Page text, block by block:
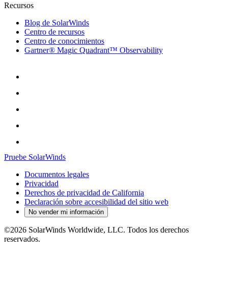
Recursos
Blog de SolarWinds
Centro de recursos
Centro de conocimientos
Gartner® Magic Quadrant™ Observability
Pruebe SolarWinds
Documentos legales
Privacidad
Derechos de privacidad de California
Declaración sobre accesibilidad del sitio web
No vender mi información
©2026 SolarWinds Worldwide, LLC. Todos los derechos
reservados.